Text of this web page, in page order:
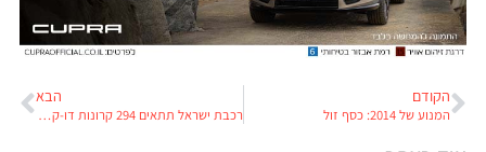
הקודם
המנוע של 2014: כסף זול
הבא
רכבת ישראל תתאים 294 קרונות דו-קומתיים לנסיעה חשמלית